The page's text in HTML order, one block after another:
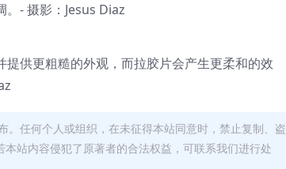
- 摄影：Jesus Diaz
供更粗糙的外观，而拉胶片会产生更柔和的效
任何个人或组织，在未征得本站同意时，禁止复制、盗
站内容侵犯了原著者的合法权益，可联系我们进行处